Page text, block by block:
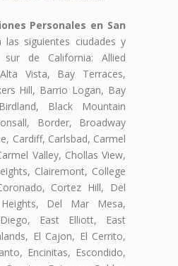
Personales en San
las siguientes ciudades y
sur de California: Allied
Vista, Bay Terraces,
Hill, Barrio Logan, Bay
Black Mountain
Border, Broadway
Cardiff, Carlsbad, Carmel
Valley, Chollas View,
Clairemont, College
Cortez Hill, Del
Del Mar Mesa,
East Elliott, East
El Cajon, El Cerrito,
Encinitas, Escondido,